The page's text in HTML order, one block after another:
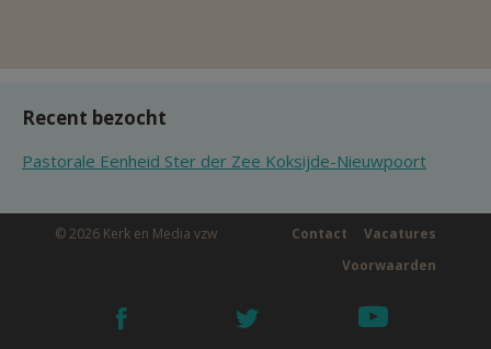
Recent bezocht
Pastorale Eenheid Ster der Zee Koksijde-Nieuwpoort
© 2026 Kerk en Media vzw Vacatures
Contact
Voorwaarden